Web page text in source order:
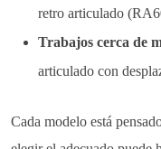
retro articulado
Trabajos cerca de
articulado con
Cada modelo está